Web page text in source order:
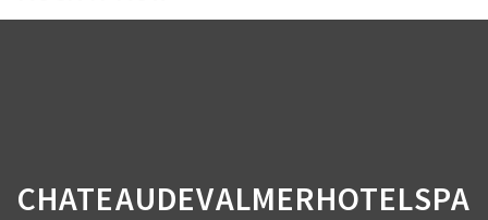
CHATEAUDEVALMERHOTELSPA